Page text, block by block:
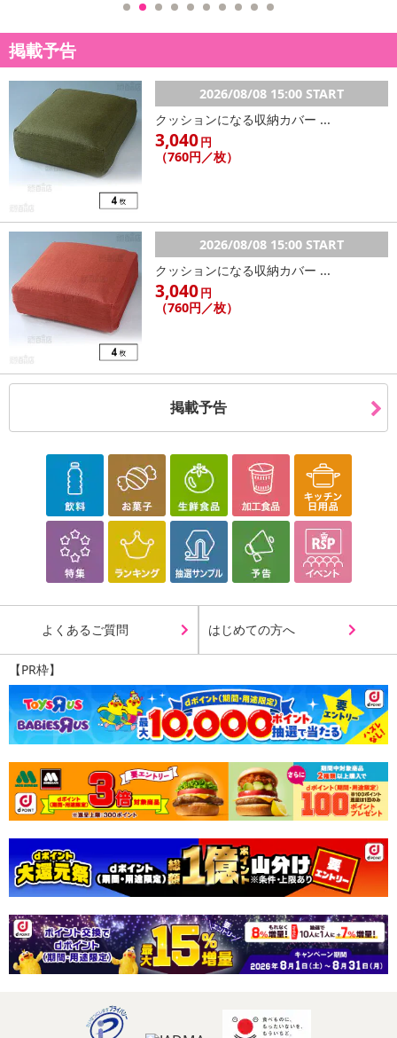
掲載予告
2026/08/08 15:00 START
クッションになる収納カバー ...
3,040円
（760円／枚）
2026/08/08 15:00 START
クッションになる収納カバー ...
3,040円
（760円／枚）
掲載予告
よくあるご質問 はじめての方へ
【PR枠】